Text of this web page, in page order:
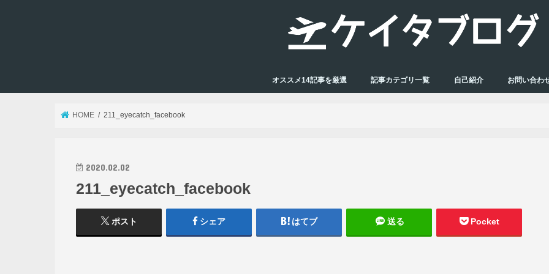
オススメ14記事を厳選 記事カテゴリ一覧 自己紹介 お問い合わ
HOME 211_eyecatch_facebook
2020.02.02
211_eyecatch_facebook
ポスト シェア はてブ 送る Pocket